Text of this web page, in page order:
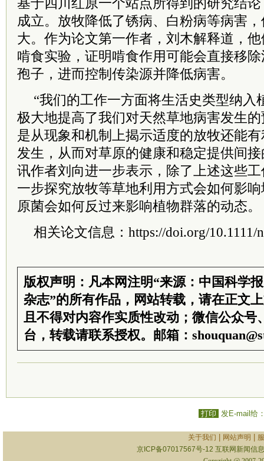
成立。放牧降低了锈病、白粉病等病害
大。作为论文第一作者，刘木解释道，
啃食实验，证明啃食作用可能会直接移
孢子，进而控制传染源并降低病害。
“我们的工作一方面将生活史类型纳入
极大地提高了我们对天然草地病害发生
是从现象和机制上揭示适度的放牧还能
发生，从而对草原的健康和稳定提供间
讯作者刘向进一步表示，除了上述这些
一步探究放牧等草地利用方式会如何影
原菌会如何反过来影响植物群落的动态。
相关论文信息：https://doi.org/10.1111/
版权声明：凡本网注明“来源：中国科学
杂志”的所有作品，网站转载，请在正文
且不得对内容作实质性改动；微信公众号
台，转载请联系授权。邮箱：
打印 发E-mail给
关于我们 网站声明
京ICP备07017567号-12 互联网新闻信